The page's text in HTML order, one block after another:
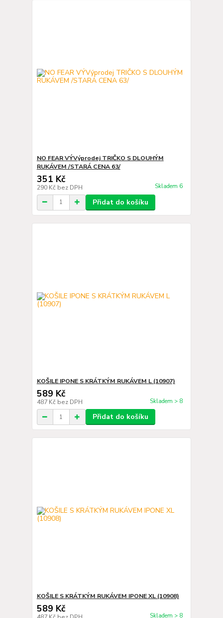
NO FEAR VÝVýprodej TRIČKO S DLOUHÝM
RUKÁVEM /STARÁ CENA 63/
351 Kč
290 Kč bez DPH Skladem 6
Přidat do košíku
KOŠILE IPONE S KRÁTKÝM RUKÁVEM L (10907)
589 Kč
487 Kč bez DPH Skladem > 8
Přidat do košíku
KOŠILE S KRÁTKÝM RUKÁVEM IPONE XL (10908)
589 Kč
Skladem > 8